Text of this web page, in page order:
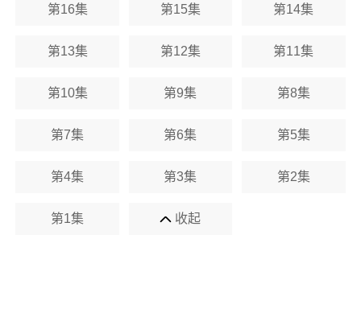
第16集 第15集 第14集
第13集 第12集 第11集
第10集 第9集 第8集
第7集 第6集 第5集
第4集 第3集 第2集
第1集 收起